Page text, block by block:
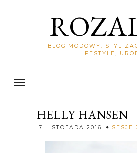
BLOG MODOWY:
LIFESTYLE,
HELLY HANSEN
7 LISTOPADA 2016 SESJE